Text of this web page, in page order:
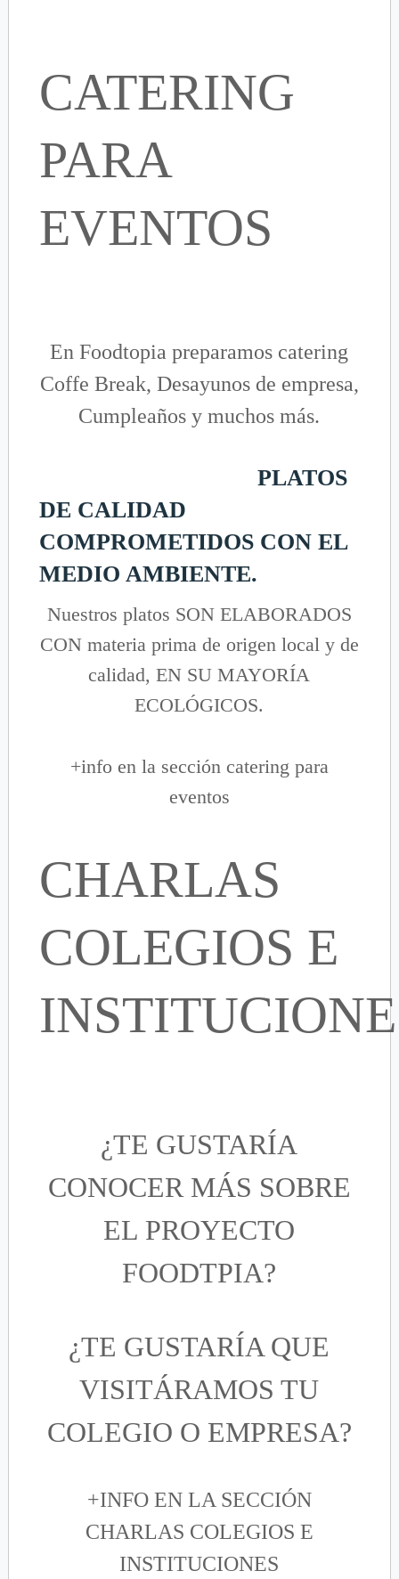
CATERING
PARA
EVENTOS
En Foodtopia preparamos catering
Coffe Break, Desayunos de empresa,
Cumpleaños y muchos más.
PLATOS
DE CALIDAD
COMPROMETIDOS CON EL
MEDIO AMBIENTE.
Nuestros platos SON ELABORADOS
CON materia prima de origen local y de
calidad, EN SU MAYORÍA
ECOLÓGICOS.
+info en la sección catering para
eventos
CHARLAS
COLEGIOS E
¿TE GUSTARÍA
CONOCER MÁS SOBRE
EL PROYECTO
FOODTPIA?
¿TE GUSTARÍA QUE
VISITÁRAMOS TU
COLEGIO O EMPRESA?
+INFO EN LA SECCIÓN
CHARLAS COLEGIOS E
INSTITUCIONES